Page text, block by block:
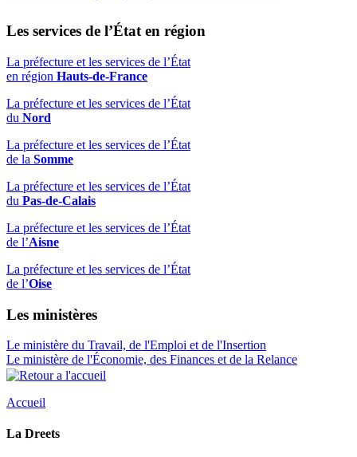
Les services de l’État en région
La préfecture et les services de l’État
en région Hauts-de-France
La préfecture et les services de l’État
du Nord
La préfecture et les services de l’État
de la Somme
La préfecture et les services de l’État
du Pas-de-Calais
La préfecture et les services de l’État
de l’Aisne
La préfecture et les services de l’État
de l’Oise
Les ministères
Le ministère du Travail, de l'Emploi et de l'Insertion
Le ministère de l'Économie, des Finances et de la Relance
Accueil
La Dreets